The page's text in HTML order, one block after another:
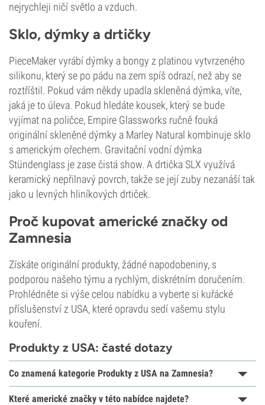
nejrychleji ničí světlo a vzduch.
Sklo, dýmky a drtičky
PieceMaker vyrábí dýmky a bongy z platinou vytvrzeného
silikonu, který se po pádu na zem spíš odrazí, než aby se
roztříštil. Pokud vám někdy upadla skleněná dýmka, víte,
jaká je to úleva. Pokud hledáte kousek, který se bude
vyjímat na poličce, Empire Glassworks ručně fouká
originální skleněné dýmky a Marley Natural kombinuje sklo
s americkým ořechem. Gravitační vodní dýmka
Stündenglass je zase čistá show. A drtička SLX využívá
keramický nepřilnavý povrch, takže se její zuby nezanáší tak
jako u levných hliníkových drtiček.
Proč kupovat americké značky od
Zamnesia
Získáte originální produkty, žádné napodobeniny, s
podporou našeho týmu a rychlým, diskrétním doručením.
Prohlédněte si výše celou nabídku a vyberte si kuřácké
příslušenství z USA, které opravdu sedí vašemu stylu
kouření.
Produkty z USA: časté dotazy
Co znamená kategorie Produkty z USA na Zamnesia?
Které americké značky v této nabídce najdete?